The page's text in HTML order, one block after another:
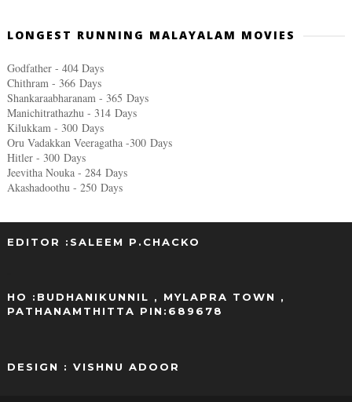
LONGEST RUNNING MALAYALAM MOVIES
Godfather - 404 Days
Chithram - 366 Days
Shankaraabharanam - 365 Days
Manichitrathazhu - 314 Days
Kilukkam - 300 Days
Oru Vadakkan Veeragatha -300 Days
Hitler - 300 Days
Jeevitha Nouka - 284 Days
Akashadoothu - 250 Days
EDITOR :SALEEM P.CHACKO
HO :BUDHANIKUNNIL , MYLAPRA TOWN ,
PATHANAMTHITTA PIN:689678
DESIGN : VISHNU ADOOR